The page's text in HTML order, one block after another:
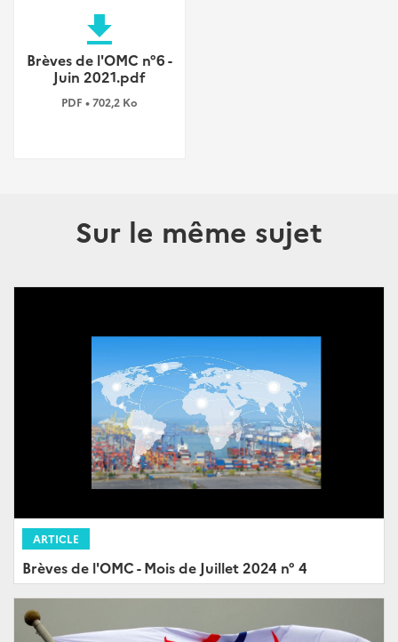
file_download
Brèves de l'OMC n°6 -
Juin 2021.pdf
PDF • 702,2 Ko
Sur le même sujet
ARTICLE
Brèves de l'OMC - Mois de Juillet 2024 n° 4